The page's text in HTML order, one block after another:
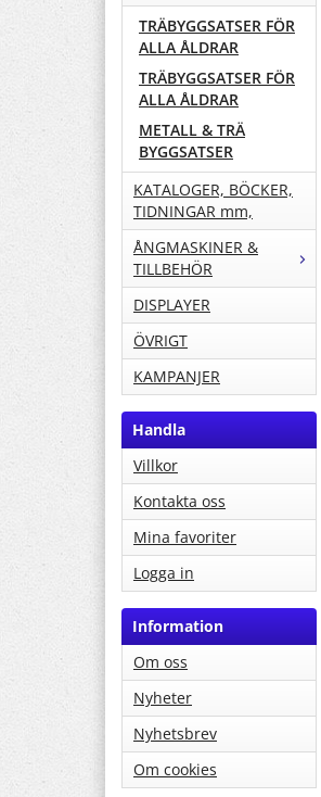
TRÄBYGGSATSER FÖR
ALLA ÅLDRAR
TRÄBYGGSATSER FÖR
ALLA ÅLDRAR
METALL & TRÄ
BYGGSATSER
KATALOGER, BÖCKER,
TIDNINGAR mm,
ÅNGMASKINER &
TILLBEHÖR
DISPLAYER
ÖVRIGT
KAMPANJER
Handla
Villkor
Kontakta oss
Mina favoriter
Logga in
Information
Om oss
Nyheter
Nyhetsbrev
Om cookies